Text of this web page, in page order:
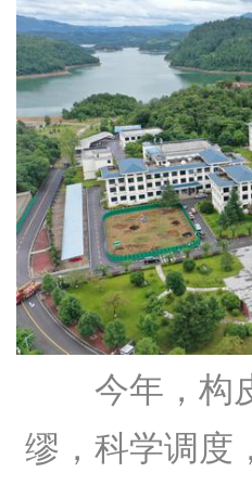
今年，构
缪，科学调度